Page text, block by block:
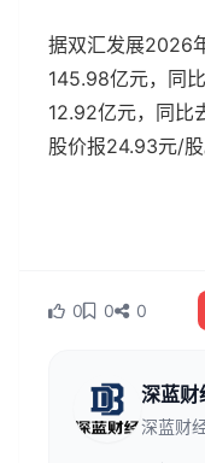
据双汇发展2026
145.98亿元，同
12.92亿元，同比
股价报24.93元/股
0 0 0
深蓝财
深蓝财